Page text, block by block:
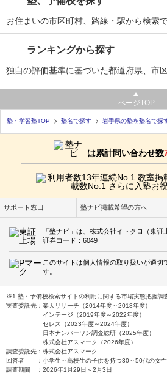
お住まいの市区町村、路線・駅から検索で
ランキングから探す
独自の評価基準に基づいた都道府県、市
ページTOP
塾・学習塾TOP 塾名で探す 岩手県の塾を塾名で探
は累計問い合わせ数
サポート窓口 塾ナビ掲載希望の方へ
「塾ナビ」は、株式会社イトクロ（東証
証券コード：6049
このサイトは個人情報の取り扱いが適切
す。
※1 塾・予備校検索サイトの利用に関する市場実態把握調
実査委託先：楽天リサーチ（2014年度～2018年度）
インテージ（2019年度～2022年度）
セレス（2023年度～2024年度）
日本ナンバーワン調査総研（2025年度）
株式会社アスマーク（2026年度）
調査委託先：株式会社アスマーク
回答者 ：小学生～高校生の子供を持つ30～50代の女
調査期間 ：2026年1月29日～2月3日